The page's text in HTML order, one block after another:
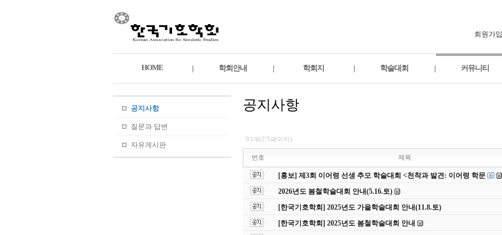
회원가입
HOME 학회안내 학회지 학술대회 커뮤니티
공지사항
질문과 답변
자유게시판
공지사항
93개(2/5페이지)
번호 제목
[홍보] 제3회 이어령 선생 추모 학술대회 <천착과 발견: 이어령 학문
2026년도 봄철학술대회 안내(5.16.토)
[한국기호학회] 2025년도 가을학술대회 안내(11.8.토)
[한국기호학회] 2025년도 봄철학술대회 안내